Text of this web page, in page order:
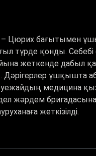
Цюрих бағытымен
түрде қонды.
жеткенде дабыл
Дәрігерлер ұшқышта
медицина
жәрдем бригадасына
жеткізілді.